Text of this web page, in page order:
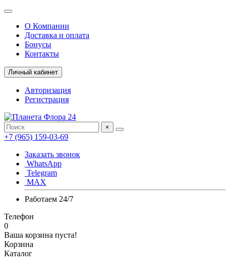
О Компании
Доставка и оплата
Бонусы
Контакты
Личный кабинет
Авторизация
Регистрация
×
+7 (965) 159-03-69
Заказать звонок
WhatsApp
Telegram
MAX
Работаем 24/7
Телефон
0
Ваша корзина пуста!
Корзина
Каталог